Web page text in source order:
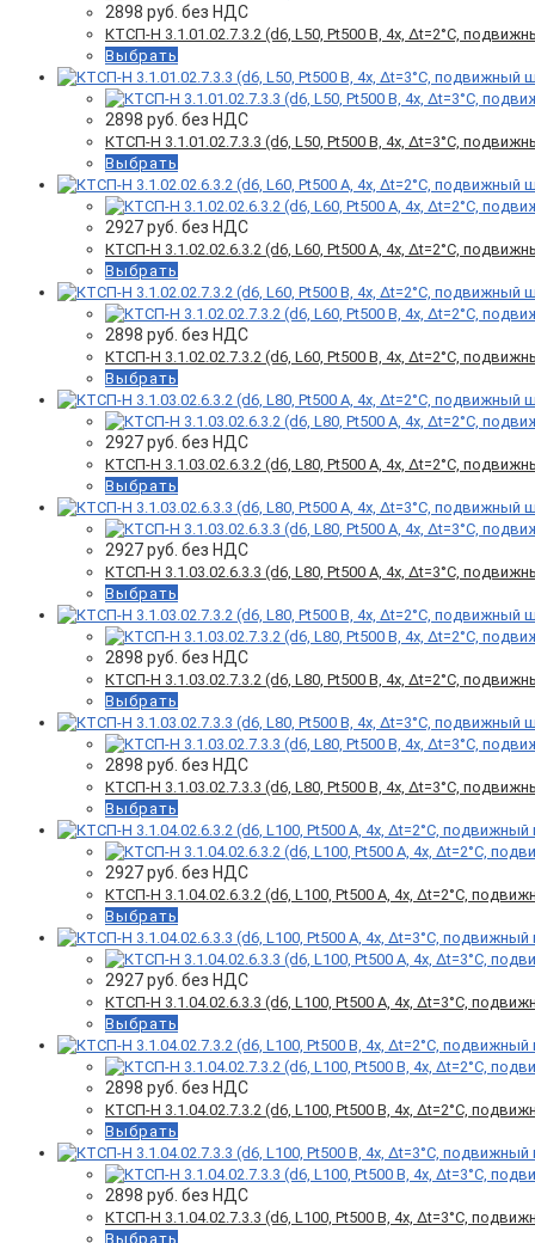
2898 руб. без НДС
КТСП-Н 3.1.01.02.7.3.2 (d6, L50, Pt500 B, 4х, Δt=2°C,
Выбрать
2898 руб. без НДС
КТСП-Н 3.1.01.02.7.3.3 (d6, L50, Pt500 B, 4х, Δt=3°C,
Выбрать
2927руб. без НДС
КТСП-Н 3.1.02.02.6.3.2 (d6, L60, Pt500 A, 4х, Δt=2°C,
Выбрать
2898 руб. без НДС
КТСП-Н 3.1.02.02.7.3.2 (d6, L60, Pt500 B, 4х, Δt=2°C,
Выбрать
2927руб. без НДС
КТСП-Н 3.1.03.02.6.3.2 (d6, L80, Pt500 A, 4х, Δt=2°C,
Выбрать
2927руб. без НДС
КТСП-Н 3.1.03.02.6.3.3 (d6, L80, Pt500 A, 4х, Δt=3°C,
Выбрать
2898 руб. без НДС
КТСП-Н 3.1.03.02.7.3.2 (d6, L80, Pt500 B, 4х, Δt=2°C,
Выбрать
2898 руб. без НДС
КТСП-Н 3.1.03.02.7.3.3 (d6, L80, Pt500 B, 4х, Δt=3°C,
Выбрать
2927руб. без НДС
КТСП-Н 3.1.04.02.6.3.2 (d6, L100, Pt500 A, 4х, Δt=2°C,
Выбрать
2927руб. без НДС
КТСП-Н 3.1.04.02.6.3.3 (d6, L100, Pt500 A, 4х, Δt=3°C,
Выбрать
2898 руб. без НДС
КТСП-Н 3.1.04.02.7.3.2 (d6, L100, Pt500 B, 4х, Δt=2°C,
Выбрать
2898 руб. без НДС
КТСП-Н 3.1.04.02.7.3.3 (d6, L100, Pt500 B, 4х, Δt=3°C,
Выбрать